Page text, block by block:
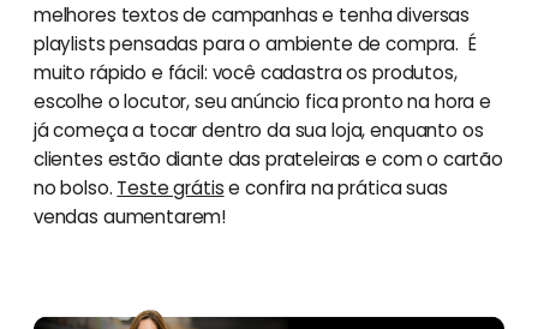
melhores textos de campanhas e tenha diversas
playlists pensadas para o ambiente de compra. É
muito rápido e fácil: você cadastra os produtos,
escolhe o locutor, seu anúncio fica pronto na hora e
já começa a tocar dentro da sua loja, enquanto os
clientes estão diante das prateleiras e com o cartão
no bolso. Teste grátise confira na prática suas
vendas aumentarem!